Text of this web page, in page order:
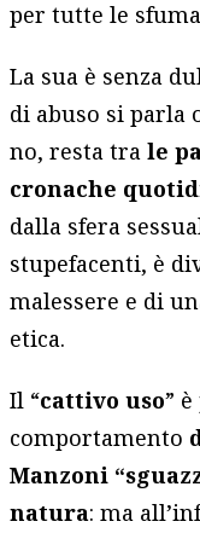
per tutte le
La sua è senza
di abuso si
no, resta trale
cronache
dalla sfera
stupefacenti, è
malessere e di
etica.
Il “cattivo uso” è
comportamento
Manzoni
natura: ma